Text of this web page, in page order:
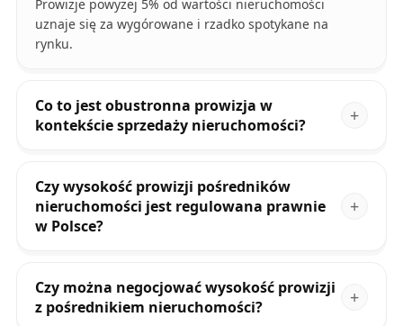
Prowizje powyżej 5% od wartości nieruchomości
uznaje się za wygórowane i rzadko spotykane na
rynku.
Co to jest obustronna prowizja w
kontekście sprzedaży nieruchomości?
Czy wysokość prowizji pośredników
nieruchomości jest regulowana prawnie
w Polsce?
Czy można negocjować wysokość prowizji
z pośrednikiem nieruchomości?